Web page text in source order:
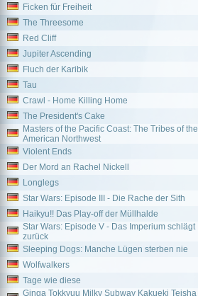
Ficken für Freiheit
The Threesome
Red Cliff
Jupiter Ascending
Fluch der Karibik
Tau
Crawl - Home Killing Home
The President's Cake
Masters of the Pacific Coast: The Tribes of the
American Northwest
Violent Ends
Der Mord an Rachel Nickell
Longlegs
Star Wars: Episode III - Die Rache der Sith
Haikyu!! Das Play-off der Müllhalde
Star Wars: Episode V - Das Imperium schlägt
zurück
Sleeping Dogs: Manche Lügen sterben nie
Wolfwalkers
Tage wie diese
Ginga Tokkyuu Milky Subway Kakueki Teisha